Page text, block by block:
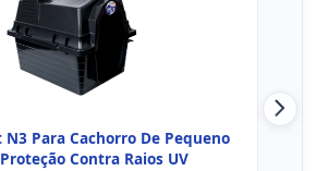
N3 Para Cachorro De Pequeno
Contra Raios UV